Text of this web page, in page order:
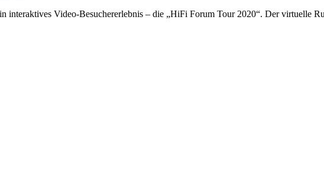
interaktives Video-Besuchererlebnis – die „HiFi Forum Tour 2020“. Der virtuelle